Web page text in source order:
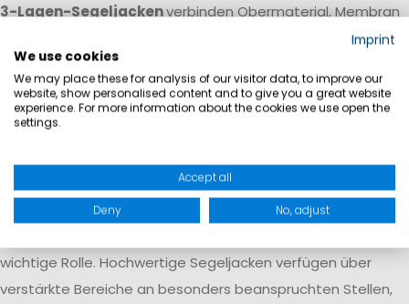
3-Lagen-Segeljackenverbinden Obermaterial, Membran
und Innenlage zu einem leistungsstarken Laminat. Dadurch
entsteht ein besonders leichtes, strapazierfähiges und
atmungsaktives Material, das kaum Wasser aufnimmt und
schnell trocknet. Diese Konstruktion wird vor allem bei
eingesetzt, die auch bei langen Hochseetörns und
Wetterbedingungen zuverlässig schützt.
wichtige Rolle. Hochwertige Segeljacken verfügen über
verstärkte Bereiche an besonders beanspruchten Stellen,
Imprint
We use cookies
We may place these for analysis of our visitor data, to improve our
website, show personalised content and to give you a great website
experience. For more information about the cookies we use open the
settings.
Accept all
Deny No, adjust